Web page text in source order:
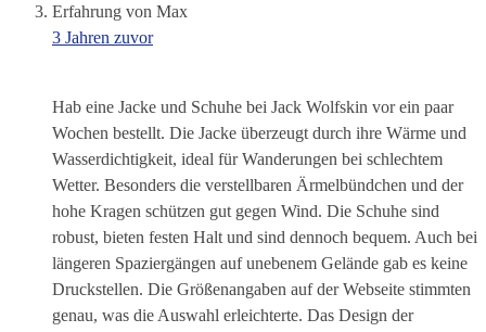
Erfahrung von Max
3 Jahren zuvor
Hab eine Jacke und Schuhe bei Jack Wolfskin vor ein paar
Wochen bestellt. Die Jacke überzeugt durch ihre Wärme und
Wasserdichtigkeit, ideal für Wanderungen bei schlechtem
Wetter. Besonders die verstellbaren Ärmelbündchen und der
hohe Kragen schützen gut gegen Wind. Die Schuhe sind
robust, bieten festen Halt und sind dennoch bequem. Auch bei
längeren Spaziergängen auf unebenem Gelände gab es keine
Druckstellen. Die Größenangaben auf der Webseite stimmten
genau, was die Auswahl erleichterte. Das Design der